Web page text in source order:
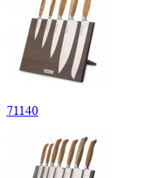
71140